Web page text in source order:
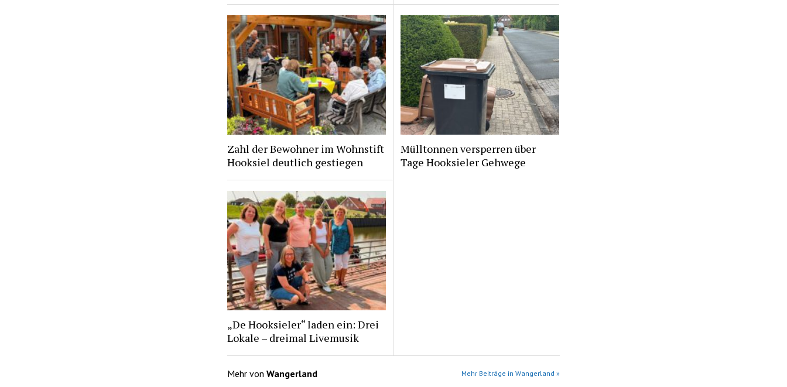
Zahl der Bewohner im Wohnstift
Hooksiel deutlich gestiegen
Mülltonnen versperren über
Tage Hooksieler Gehwege
„De Hooksieler“ laden ein: Drei
Lokale – dreimal Livemusik
Mehr von Wangerland Mehr Beiträge in Wangerland »